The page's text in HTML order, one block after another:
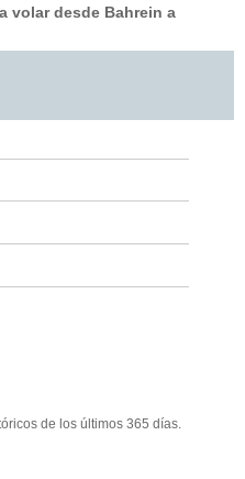
volar desde Bahrein a
de los últimos 365 días.